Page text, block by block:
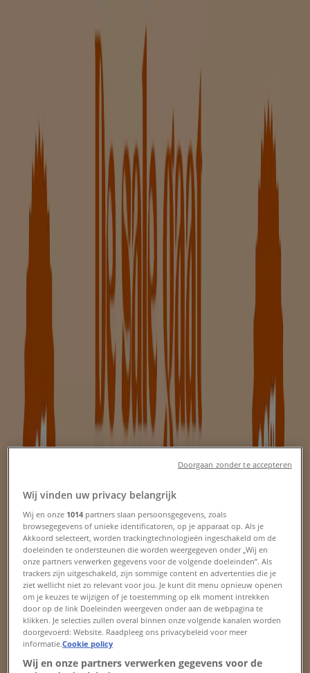
U bevindt zich hier:
Featured Supermarkt
Kleding, Schoenen &
Accessoires
Warenhuis Bouwmarkt & Tuin
Meubels
Computers & ElektronicaDrogisterij &
Baby, Kind &
Speelgoed
Restaurants Opticien
Biomarkt Vakantie & Reizen
Kleding, Schoenen & Accessoires in
Zutphen - Sale, kortingscodes en
folders
Tiendeo in Zutphen »
Kleding, Schoenen & Accessoires Aanbiedingen in
Zutphen
Nieuw
Replay
Replay Verkoop
Verloopt 21-8Zutphen
Nieuw
Barrows
Summer Sale
Wij vinden uw privacy belangrijk
Wij en onze 1014 partners slaan persoonsgegevens, zoals
browsegegevens of unieke identificatoren, op je apparaat op. Als je
Akkoord selecteert, worden trackingtechnologieën ingeschakeld om de
doeleinden te ondersteunen die worden weergegeven onder „Wij en
onze partners verwerken gegevens voor de volgende doeleinden”. Als
trackers zijn uitgeschakeld, zijn sommige content en advertenties die je
ziet wellicht niet zo relevant voor jou. Je kunt dit menu opnieuw openen
om je keuzes te wijzigen of je toestemming op elk moment intrekken
door op de link Doeleinden weergeven onder aan de webpagina te
klikken. Je selecties zullen overal binnen onze volgende kanalen worden
doorgevoerd: Website. Raadpleeg ons privacybeleid voor meer
informatie.Cookie policy
Wij en onze partners verwerken gegevens voor de
Doorgaan zonder te accepteren